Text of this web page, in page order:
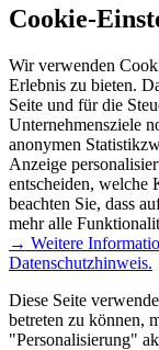
Cookie-
Wir verwenden
Erlebnis zu bieten.
Seite und für die
Unternehmensziele
anonymen
Anzeige
entscheiden, welche
beachten Sie, dass
mehr alle
→ Weitere
Datenschutzhinweis.
Diese Seite
betreten zu können,
"Personalisierung"